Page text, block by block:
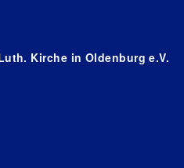
Kirche in Oldenburg e.V.